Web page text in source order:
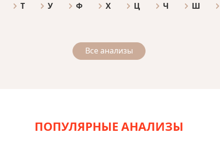
Т
У Ф Х Ц Ч Ш
Все анализы
ПОПУЛЯРНЫЕ АНАЛИЗЫ